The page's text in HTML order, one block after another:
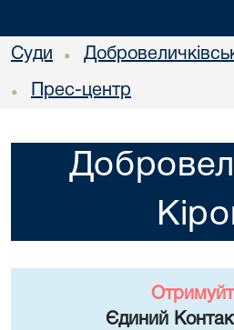
Суди •
• Прес-центр
Єдиний